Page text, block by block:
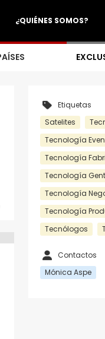
¿QUIÉNES SOMOS?
Etiquetas
Satelites
Tecnología
Tecnología
Tecnología
Tecnología
Tecnología
Tecnólogos
Contactos
Mónica Aspe